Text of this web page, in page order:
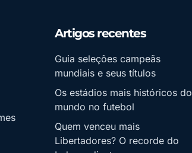
Artigos recentes
Guia seleções campeãs
mundiais e seus títulos
Os estádios mais históricos do
mundo no futebol
Quem venceu mais
Libertadores? O recorde do